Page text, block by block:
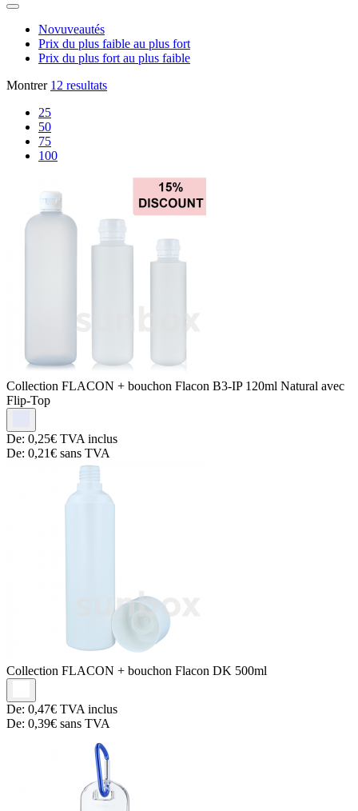
Novuveautés
Prix du plus faible au plus fort
Prix du plus fort au plus faible
Montrer 12 resultats
25
50
75
100
Collection FLACON + bouchon Flacon B3-IP 120ml Natural avec
Flip-Top
De: 0,25€ TVA inclus
De: 0,21€ sans TVA
Collection FLACON + bouchon Flacon DK 500ml
De: 0,47€ TVA inclus
De: 0,39€ sans TVA